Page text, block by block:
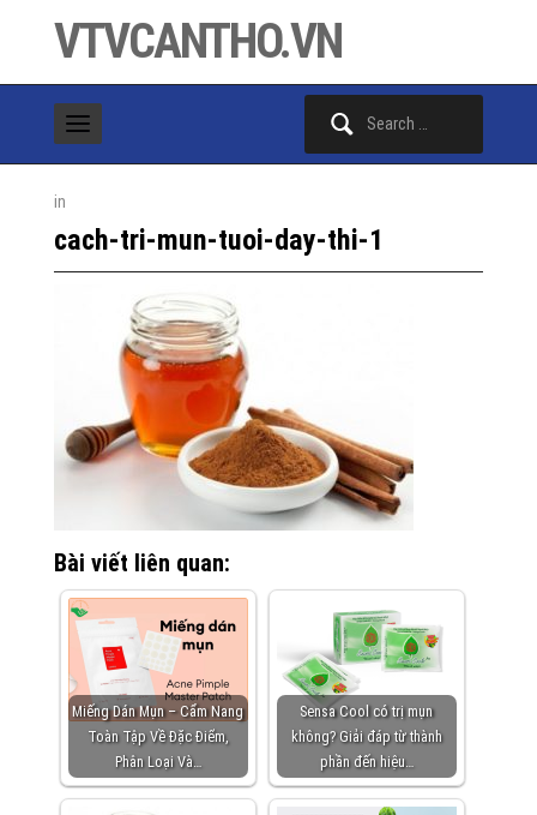
VTVCANTHO.VN
in
cach-tri-mun-tuoi-day-thi-1
Bài viết liên quan:
Miếng Dán Mụn – Cẩm Nang
Toàn Tập Về Đặc Điểm,
Phân Loại Và…
Sensa Cool có trị mụn
không? Giải đáp từ thành
phần đến hiệu…